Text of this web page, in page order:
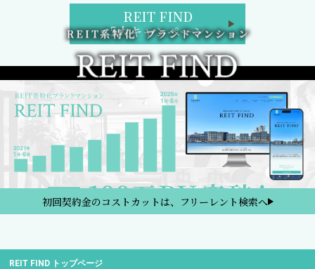
REIT FIND
5大キャンペーン
初回契約金のコストカットは、フリーレント検索へ
REIT FIND トップページ